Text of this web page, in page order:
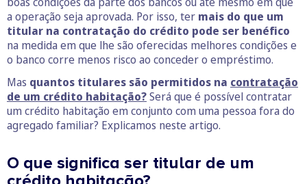
a operação seja aprovada. Por isso, ter mais do que um
titular na contratação do crédito pode ser benéfico
na medida em que lhe são oferecidas melhores condições e
o banco corre menos risco ao conceder o empréstimo.
Mas quantos titulares são permitidos na contratação
de um crédito habitação?Será que é possível contratar
um crédito habitação em conjunto com uma pessoa fora do
agregado familiar? Explicamos neste artigo.
O que significa ser titular de um